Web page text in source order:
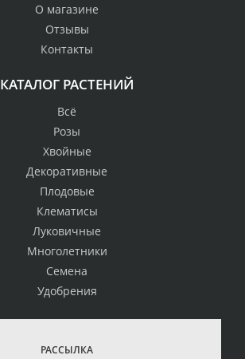
О магазине
Отзывы
Контакты
КАТАЛОГ РАСТЕНИЙ
Всё
Розы
Хвойные
Декоративные
Плодовые
Клематисы
Луковичные
Многолетники
Семена
Удобрения
РАССЫЛКА